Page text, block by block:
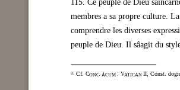
115. Ce peuple de Dieu
membres a sa propre culture.
comprendre les diverses
peuple de Dieu. Il sâagit du
83 Cf. CONC. ÅCUM . VATICAN II, Const.